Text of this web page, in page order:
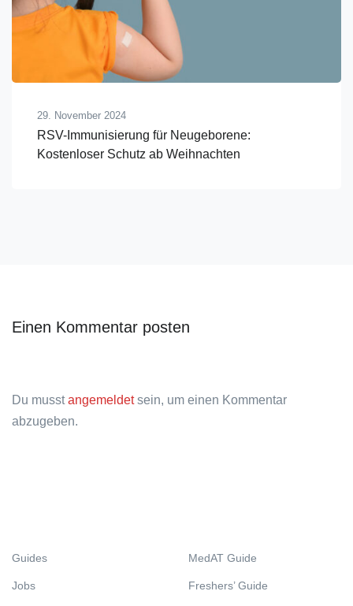
29. November 2024
RSV-Immunisierung für Neugeborene:
Kostenloser Schutz ab Weihnachten
Einen Kommentar posten
Du musstangemeldetsein, um einen Kommentar
abzugeben.
Guides
Jobs
MedAT Guide
Freshers’ Guide